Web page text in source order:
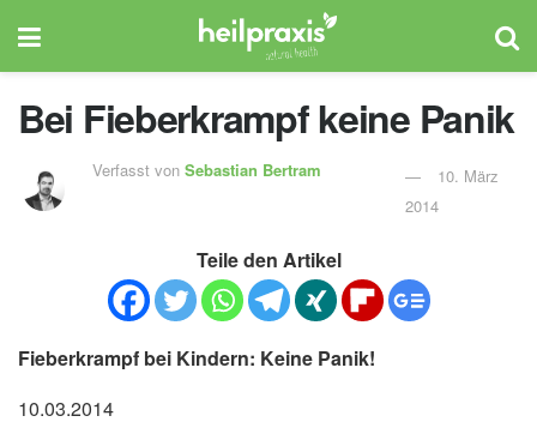
Bei Fieberkrampf keine Panik
Verfasst vonSebastian Bertram
10. März
2014
Teile den Artikel
Fieberkrampf bei Kindern: Keine Panik!
10.03.2014